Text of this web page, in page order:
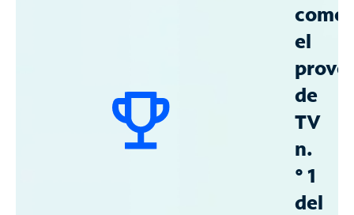
como
el
de
TV
n.
° 1
del